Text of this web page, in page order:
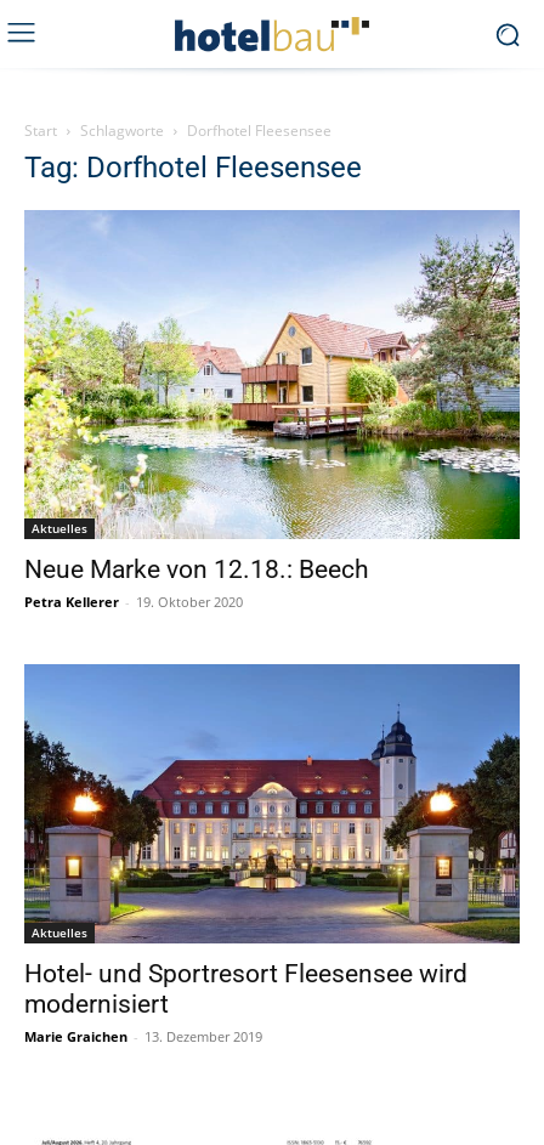
Start Schlagworte Dorfhotel Fleesensee
Tag: Dorfhotel Fleesensee
Aktuelles
Neue Marke von 12.18.: Beech
Petra Kellerer - 19. Oktober 2020
Aktuelles
Hotel- und Sportresort Fleesensee wird
modernisiert
Marie Graichen - 13. Dezember 2019